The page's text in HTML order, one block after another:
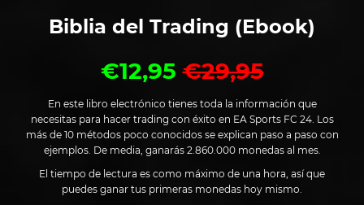
Biblia del Trading (Ebook)
€12,95€29,95
En este libro electrónico tienes toda la información que
necesitas para hacer trading con éxito en EA Sports FC 24. Los
más de 10 métodos poco conocidos se explican paso a paso con
ejemplos. De media, ganarás 2.860.000 monedas al mes.
El tiempo de lectura es como máximo de una hora, así que
puedes ganar tus primeras monedas hoy mismo.